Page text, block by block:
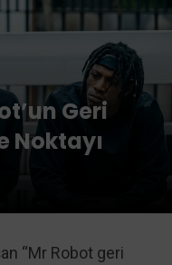
Geri
Noktayı
“Mr Robot geri